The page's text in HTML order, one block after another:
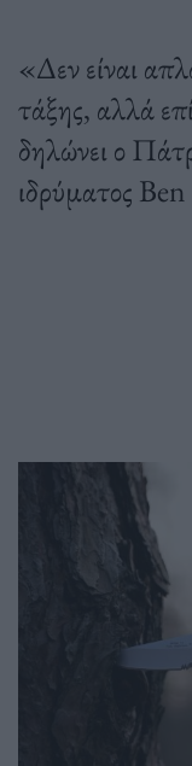
«Δεν είναι
τάξης, αλλά
δηλώνει ο
ιδρύματος